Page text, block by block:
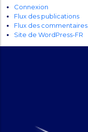
Connexion
Flux des publications
Flux des commentaires
Site de WordPress-FR